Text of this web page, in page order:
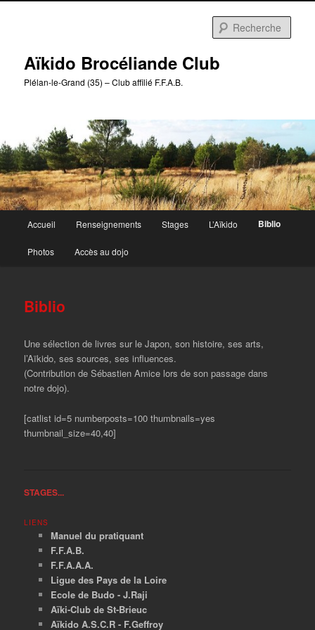
Aïkido Brocéliande Club
Plélan-le-Grand (35) – Club affilié F.F.A.B.
principal
Accueil Renseignements Stages L’Aïkido Biblio
Photos Accès au dojo
Biblio
Une sélection de livres sur le Japon, son histoire, ses arts,
l’Aïkido, ses sources, ses influences.
(Contribution de Sébastien Amice lors de son passage dans
notre dojo).
[catlist id=5 numberposts=100 thumbnails=yes
thumbnail_size=40,40]
STAGES...
LIENS
Manuel du pratiquant
F.F.A.B.
F.F.A.A.A.
Ligue des Pays de la Loire
Ecole de Budo - J.Raji
Aïki-Club de St-Brieuc
Aïkido A.S.C.R - F.Geffroy